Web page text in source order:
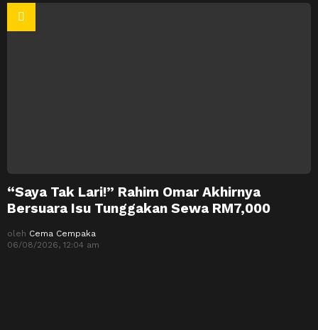
“Saya Tak Lari!” Rahim Omar Akhirnya
Bersuara Isu Tunggakan Sewa RM7,000
oleh Cema Cempaka
06/08/2026, 12:04 am